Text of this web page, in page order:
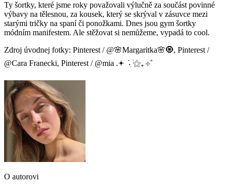
Ty šortky, které jsme roky považovali výlučně za součást povinné
výbavy na tělesnou, za kousek, který se skrýval v zásuvce mezi
starými tričky na spaní či ponožkami. Dnes jsou gym šortky
módním manifestem. Ale stěžovat si nemůžeme, vypadá to cool.
Zdroj úvodnej fotky: Pinterest / @🌸Margaritka🌸🧿, Pinterest /
@Cara Franecki, Pinterest / @mia .𖥔 ݁ ˖ִ ࣪⚝₊ ⊹˚
O autorovi